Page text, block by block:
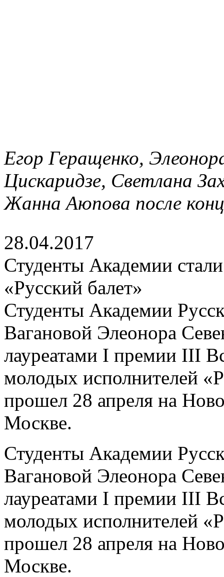
Егор Геращенко,
Цискаридзе, Светлана
Жанна Аюпова после
28.04.2017
Студенты Академии
«Русский балет»
Студенты Академии
Вагановой Элеонора
лауреатами I премии III
молодых исполнителей
прошел 28 апреля на
Москве.
Студенты Академии
Вагановой Элеонора
лауреатами I премии III
молодых исполнителей
прошел 28 апреля на
Москве.